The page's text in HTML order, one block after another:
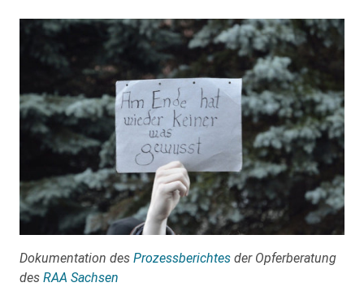
Dokumentation des Prozessberichtes der Opferberatung
des RAA Sachsen